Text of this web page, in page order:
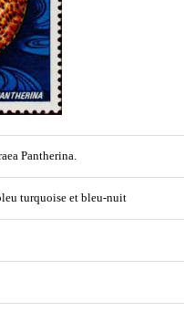
Pantherina.
turquoise et bleu-nuit